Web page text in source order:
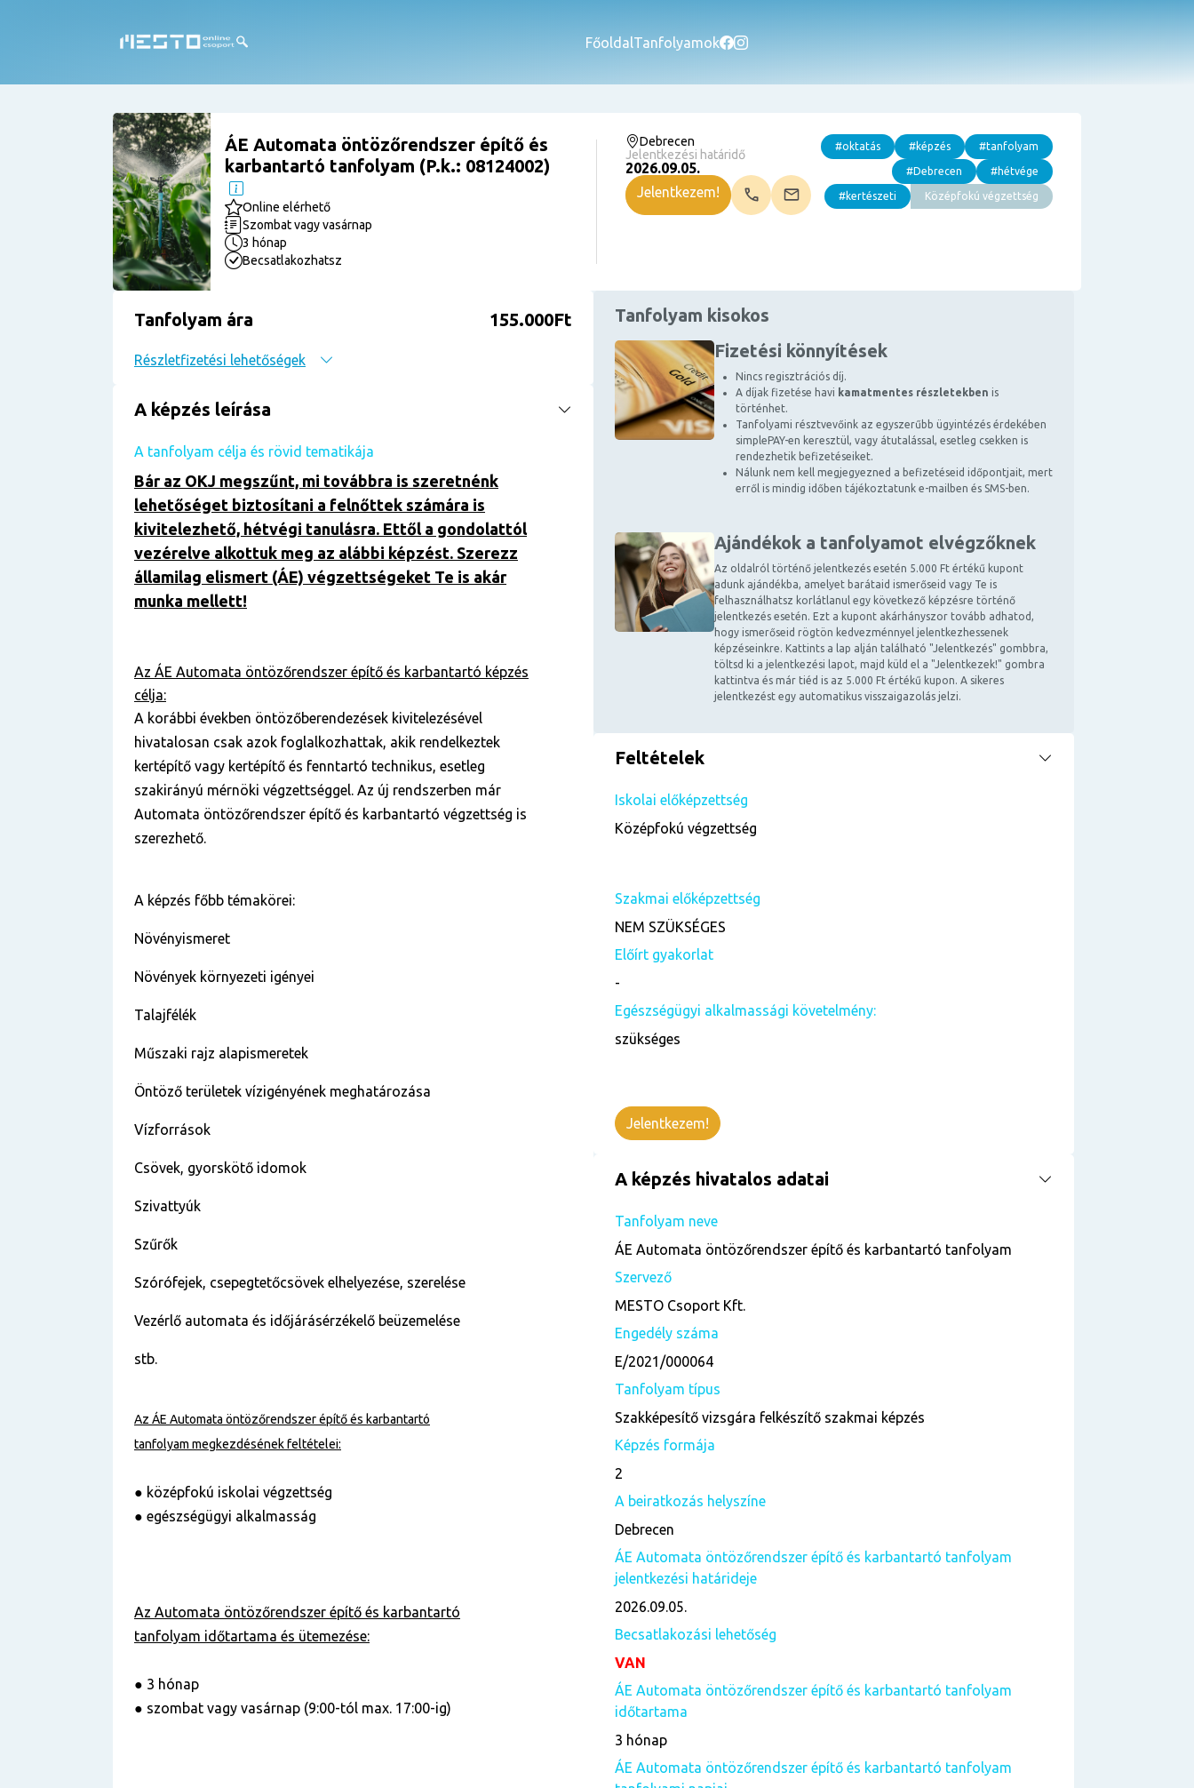
Főoldal Tanfolyamok
ÁE Automata öntözőrendszer építő és
karbantartó tanfolyam (P.k.: 08124002)
Online elérhető
Szombat vagy vasárnap
3 hónap
Becsatlakozhatsz
Debrecen
Jelentkezési határidő
2026.09.05.
Jelentkezem!
#oktatás #képzés #tanfolyam
#Debrecen #hétvége
#kertészeti Középfokú végzettség
Tanfolyam ára 155.000Ft
Részletfizetési lehetőségek
A képzés leírása
A tanfolyam célja és rövid tematikája
Bár az OKJ megszűnt, mi továbbra is szeretnénk
lehetőséget biztosítani a felnőttek számára is
kivitelezhető, hétvégi tanulásra. Ettől a gondolattól
vezérelve alkottuk meg az alábbi képzést. Szerezz
államilag elismert (ÁE) végzettségeket Te is akár
munka mellett!
Az ÁE Automata öntözőrendszer építő és karbantartó képzés
célja:
A korábbi években öntözőberendezések kivitelezésével
hivatalosan csak azok foglalkozhattak, akik rendelkeztek
kertépítő vagy kertépítő és fenntartó technikus, esetleg
szakirányú mérnöki végzettséggel. Az új rendszerben már
Automata öntözőrendszer építő és karbantartó végzettség is
szerezhető.
A képzés főbb témakörei:
Növényismeret
Növények környezeti igényei
Talajfélék
Műszaki rajz alapismeretek
Öntöző területek vízigényének meghatározása
Vízforrások
Csövek, gyorskötő idomok
Szivattyúk
Szűrők
Szórófejek, csepegtetőcsövek elhelyezése, szerelése
Vezérlő automata és időjárásérzékelő beüzemelése
stb.
Az ÁE Automata öntözőrendszer építő és karbantartó
tanfolyam megkezdésének feltételei:
● középfokú iskolai végzettség
● egészségügyi alkalmasság
Az Automata öntözőrendszer építő és karbantartó
tanfolyam időtartama és ütemezése:
● 3 hónap
● szombat vagy vasárnap (9:00-tól max. 17:00-ig)
Tanfolyam kisokos
Fizetési könnyítések
Nincs regisztrációs díj.
A díjak fizetése havi kamatmentes részletekben is
történhet.
Tanfolyami résztvevőink az egyszerűbb ügyintézés érdekében
simplePAY-en keresztül, vagy átutalással, esetleg csekken is
rendezhetik befizetéseiket.
Nálunk nem kell megjegyezned a befizetéseid időpontjait, mert
erről is mindig időben tájékoztatunk e-mailben és SMS-ben.
Ajándékok a tanfolyamot elvégzőknek
Az oldalról történő jelentkezés esetén 5.000 Ft értékű kupont
adunk ajándékba, amelyet barátaid ismerőseid vagy Te is
felhasználhatsz korlátlanul egy következő képzésre történő
jelentkezés esetén. Ezt a kupont akárhányszor tovább adhatod,
hogy ismerőseid rögtön kedvezménnyel jelentkezhessenek
képzéseinkre. Kattints a lap alján található "Jelentkezés" gombbra,
töltsd ki a jelentkezési lapot, majd küld el a "Jelentkezek!" gombra
kattintva és már tiéd is az 5.000 Ft értékű kupon. A sikeres
jelentkezést egy automatikus visszaigazolás jelzi.
Feltételek
Iskolai előképzettség
Középfokú végzettség
Szakmai előképzettség
NEM SZÜKSÉGES
Előírt gyakorlat
-
Egészségügyi alkalmassági követelmény:
szükséges
Jelentkezem!
A képzés hivatalos adatai
Tanfolyam neve
ÁE Automata öntözőrendszer építő és karbantartó tanfolyam
Szervező
MESTO Csoport Kft.
Engedély száma
E/2021/000064
Tanfolyam típus
Szakképesítő vizsgára felkészítő szakmai képzés
Képzés formája
2
A beiratkozás helyszíne
Debrecen
ÁE Automata öntözőrendszer építő és karbantartó tanfolyam
jelentkezési határideje
2026.09.05.
Becsatlakozási lehetőség
VAN
ÁE Automata öntözőrendszer építő és karbantartó tanfolyam
időtartama
3 hónap
ÁE Automata öntözőrendszer építő és karbantartó tanfolyam